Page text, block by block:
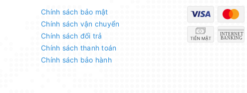
Chính sách bảo mật
Chính sách vận chuyển
Chính sách đổi trả
Chính sách thanh toán
Chính sách bảo hành